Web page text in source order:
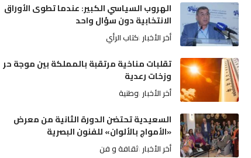
الهروب السياسي الكبير: عندما تطوى الأوراق
الانتخابية دون سؤال واحد
أخر الأخبار كتاب الرأي
تقلبات مناخية مرتقبة بالمملكة بين موجة حر
وزخات رعدية
أخر الأخبار وطنية
السعيدية تحتضن الدورة الثانية من معرض
«الأمواج بالألوان» للفنون البصرية
أخر الأخبار ثقافة و فن